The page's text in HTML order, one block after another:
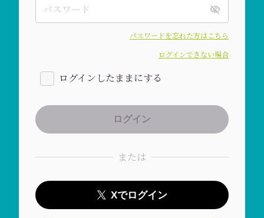
パスワードを忘れた方はこちら
ログインできない場合
ログインしたままにする
または
Xでログイン